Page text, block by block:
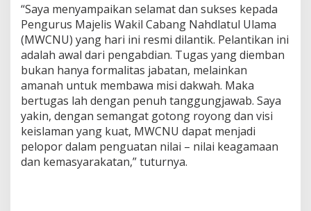
h
D
e
n
g
a
n
P
n
u
h
T
“Saya menyampaikan selamat dan sukses kepada
Pengurus Majelis Wakil Cabang Nahdlatul Ulama
(MWCNU) yang hari ini resmi dilantik. Pelantikan ini
adalah awal dari pengabdian. Tugas yang diemban
bukan hanya formalitas jabatan, melainkan
amanah untuk membawa misi dakwah. Maka
bertugas lah dengan penuh tanggungjawab. Saya
yakin, dengan semangat gotong royong dan visi
keislaman yang kuat, MWCNU dapat menjadi
pelopor dalam penguatan nilai – nilai keagamaan
dan kemasyarakatan,” tuturnya.